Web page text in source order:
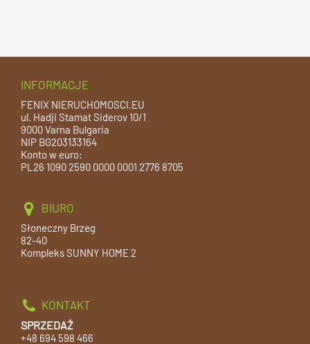
INFORMACJE
FENIX NIERUCHOMOSCI.EU
ul. Hadji Stamat Siderov 10/1
9000 Varna Bulgaria
NIP BG203133164
Konto w euro:
PL26 1090 2590 0000 0001 2776 8705
BIURO
Słoneczny Brzeg
82-40
Kompleks SUNNY HOME 2
KONTAKT
SPRZEDAŻ
+48 694 598 466